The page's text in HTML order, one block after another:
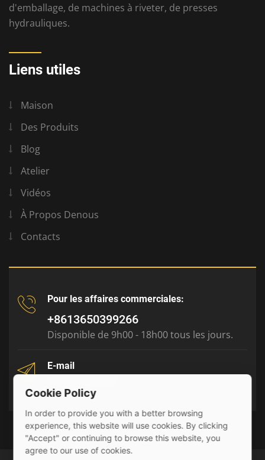
d'emballage, de machines à riveter, de presses
hydrauliques.
Liens utiles
Maison
Des Produits
Blog
Atelier
Vidéos
À Propos Denous
Contacts
Pour les affaires commerciales:
+8613650399266
Disponible de 9h00 - 18h00 tous les jours.
E-mail
Cookie Policy
In order to provide you with a better browsing
experience, this website will use cookies. By clicking
"Accept" or continuing to browse this website, you
agree to our use of cookies.